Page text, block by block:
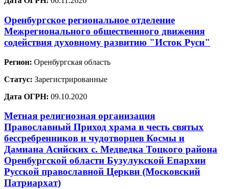
Оренбургское региональное отделение
Межрегионального общественного движения
содействия духовному развитию "Исток Руси"
Регион: Оренбургская область
Статус: Зарегистрированные
Дата ОГРН: 09.10.2020
Метная религиозная организация
Православный Приход храма в честь святых
бессребренников и чудотворцев Космы и
Дамиана Асийских с. Медведка Тоцкого района
Оренбургской области Бузулукской Епархии
Русской православной Церкви (Московский
Патриархат)